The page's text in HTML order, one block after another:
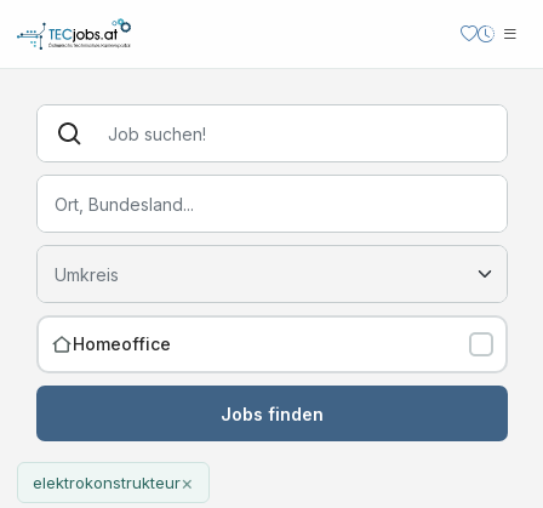
Homeoffice
Jobs finden
elektrokonstrukteur×